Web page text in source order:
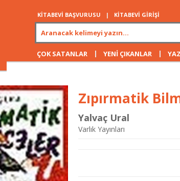
KİTABEVİ BAŞVURUSU | KİTABEVİ GİRİŞİ
ÇOK SATANLAR | YENİ ÇIKANLAR |
Zıpırmatik
Yalvaç Ural
Varlık Yayınları